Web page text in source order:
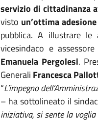
servizio di cittadinanza
visto un’ottima
pubblica. A illustrare
vicesindaco e
Emanuela Pergolesi.
Generali Francesca
“L’impegno
– ha sottolineato il
iniziativa, si sente la